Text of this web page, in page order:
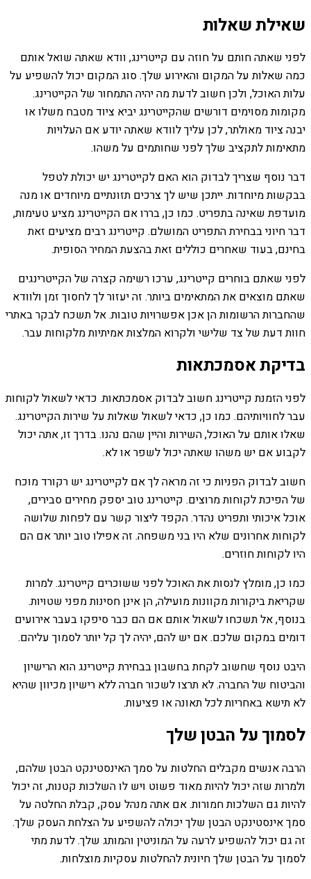
שאילת שאלות
לפני שאתה חותם על חוזה עם קייטרינג, וודא שאתה שואל אותם
כמה שאלות על המקום והאירוע שלך. סוג המקום יכול להשפיע על
עלות האוכל, ולכן חשוב לדעת מה יהיה התמחור של הקייטרינג.
מקומות מסוימים דורשים שהקייטרינג יביא ציוד מטבח משלו או
יבנה ציוד מאולתר, לכן עליך לוודא שאתה יודע אם העלויות
מתאימות לתקציב שלך לפני שחותמים על משהו.
דבר נוסף שצריך לבדוק הוא האם לקייטרינג יש יכולת לטפל
בבקשות מיוחדות. ייתכן שיש לך צרכים תזונתיים מיוחדים או מנה
מועדפת שאינה בתפריט. כמו כן, בררו אם הקייטרינג מציע טעימות,
דבר חיוני בבחירת התפריט המושלם. קייטרינג רבים מציעים זאת
בחינם, בעוד שאחרים כוללים זאת בהצעת המחיר הסופית.
לפני שאתם בוחרים קייטרינג, ערכו רשימה קצרה של הקייטרינגים
שאתם מוצאים את המתאימים ביותר. זה יעזור לך לחסוך זמן ולוודא
שהחברות הרשומות הן אכן אפשרויות טובות. אל תשכח לבקר באתרי
חוות דעת של צד שלישי ולקרוא המלצות אמיתיות מלקוחות עבר.
בדיקת אסמכתאות
לפני הזמנת קייטרינג חשוב לבדוק אסמכתאות. כדאי לשאול לקוחות
עבר לחוויותיהם. כמו כן, כדאי לשאול שאלות על שירות הקייטרינג.
שאלו אותם על האוכל, השירות והיין שהם נהנו. בדרך זו, אתה יכול
לקבוע אם יש משהו שאתה יכול לשפר או לא.
חשוב לבדוק הפניות כי זה מראה לך אם לקייטרינג יש רקורד מוכח
של הפיכת לקוחות מרוצים. קייטרינג טוב יספק מחירים סבירים,
אוכל איכותי ותפריט נהדר. הקפד ליצור קשר עם לפחות שלושה
לקוחות אחרונים שלא היו בני משפחה. זה אפילו טוב יותר אם הם
היו לקוחות חוזרים.
כמו כן, מומלץ לנסות את האוכל לפני ששוכרים קייטרינג. למרות
שקריאת ביקורות מקוונות מועילה, הן אינן חסינות מפני שטויות.
בנוסף, אל תשכחו לשאול אותם אם הם כבר סיפקו בעבר אירועים
דומים במקום שלכם. אם יש להם, יהיה לך קל יותר לסמוך עליהם.
היבט נוסף שחשוב לקחת בחשבון בבחירת קייטרינג הוא הרישיון
והביטוח של החברה. לא תרצו לשכור חברה ללא רישיון מכיוון שהיא
לא תישא באחריות לכל תאונה או פציעות.
לסמוך על הבטן שלך
הרבה אנשים מקבלים החלטות על סמך האינסטינקט הבטן שלהם,
ולמרות שזה יכול להיות מאוד פשוט ויש לו השלכות קטנות, זה יכול
להיות גם השלכות חמורות. אם אתה מנהל עסק, קבלת החלטה על
סמך אינסטינקט הבטן שלך יכולה להשפיע על הצלחת העסק שלך.
זה גם יכול להשפיע לרעה על המוניטין והמותג שלך. לדעת מתי
לסמוך על הבטן שלך חיונית להחלטות עסקיות מוצלחות.